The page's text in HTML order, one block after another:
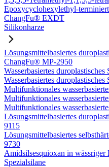
Epoxycyclohexylethyl-
ChangFu® EXDT
Silikonharze
Lösungsmittelbasiertes
ChangFu® MP-2950
Wasserbasiertes
Wasserbasiertes
Multifunktionales
Multifunktionales
Multifunktionales
Lösungsmittelbasiertes
9115
Lösungsmittelbasiertes
9730
Amidsilsesquioxan in
Spezialsilane